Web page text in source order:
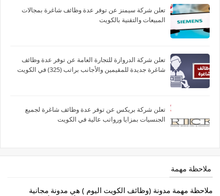
تعلن شركة سيمنز عن توفر عدة وظائف شاغرة بمجالات
المبيعات والتقنية بالكويت
تعلن شركة الدروازة للتجارة العامة عن توفر عدة وظائف
شاغرة جديدة للمقيمين والأجانب براتب (325) في الكويت
تعلن شركة بريكس عن توفر عدة وظائف شاغرة لجميع
الجنسيات بمزايا ورواتب عالية في الكويت
ملاحظة مهمة
ملاحظة مهمة مدونة (وظائف الكويت اليوم ) هي مدونة مجانية